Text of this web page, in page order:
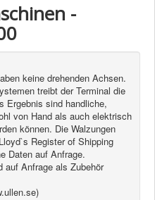
-
keine drehenden Achsen.
treibt der Terminal die
Ergebnis sind handliche,
von Hand als auch elektrisch
können. Die Walzungen
Register of Shipping
Daten auf Anfrage.
auf Anfrage als Zubehör